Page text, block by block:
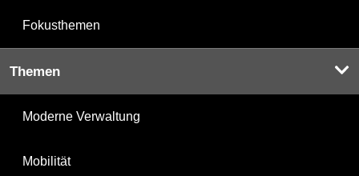
Fokusthemen
Themen
Moderne Verwaltung
Mobilität